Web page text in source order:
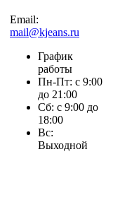
Email:
mail@kjeans.ru
График
работы
Пн-Пт: с 9:00
до 21:00
Сб: с 9:00 до
18:00
Вс:
Выходной